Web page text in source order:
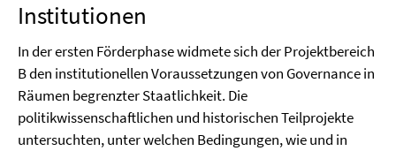
Institutionen
In der ersten Förderphase widmete sich der Projektbereich
B den institutionellen Voraussetzungen von Governance in
Räumen begrenzter Staatlichkeit. Die
politikwissenschaftlichen und historischen Teilprojekte
untersuchten, unter welchen Bedingungen, wie und in